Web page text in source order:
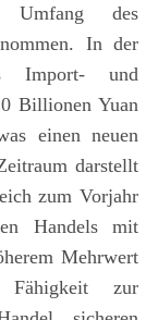
Umfang des
In der
Import- und
Billionen Yuan
einen neuen
darstellt
zum Vorjahr
Handels mit
Mehrwert
Fähigkeit zur